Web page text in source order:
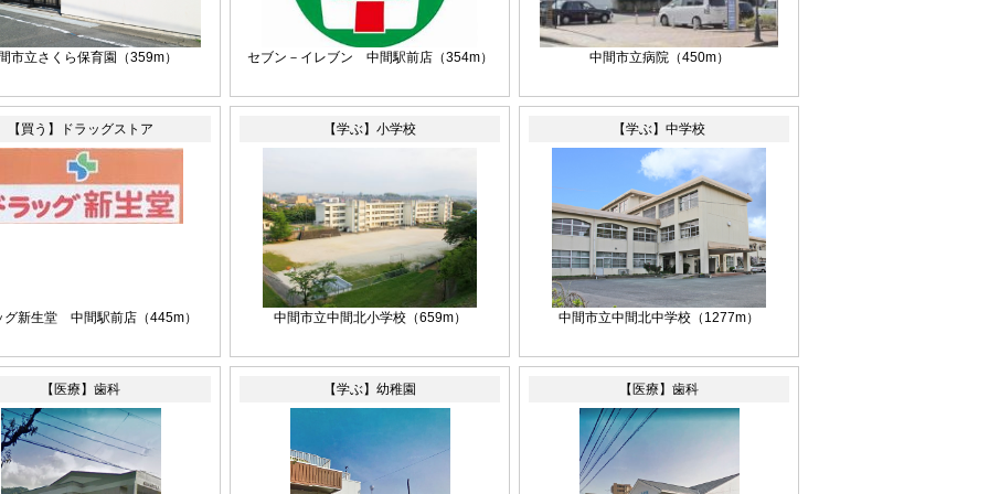
市立さくら保育園 （359m） セブン－イレブン 中間駅前店（354m） 中間市立病院（450m）
【買う】ドラッグストア
グ新生堂 中間駅前店（445m）
【学ぶ】小学校
中間市立中間北小学校（659m）
【学ぶ】中学校
中間市立中間北中学校 （1277m）
【医療】歯科 【学ぶ】幼稚園 【医療】歯科